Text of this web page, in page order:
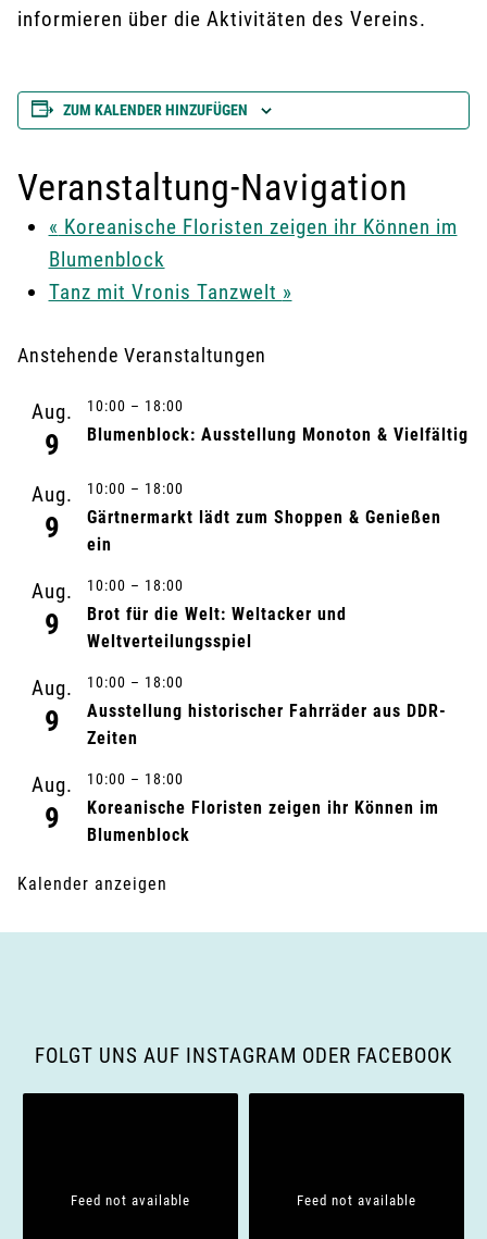
informieren über die Aktivitäten des Vereins.
ZUM KALENDER HINZUFÜGEN
Veranstaltung-Navigation
« Koreanische Floristen zeigen ihr Können im
Blumenblock
Tanz mit Vronis Tanzwelt »
Anstehende Veranstaltungen
Aug.
9
10:00 – 18:00
Blumenblock: Ausstellung Monoton & Vielfältig
Aug.
9
10:00 – 18:00
Gärtnermarkt lädt zum Shoppen & Genießen
ein
Aug.
9
10:00 – 18:00
Brot für die Welt: Weltacker und
Weltverteilungsspiel
Aug.
9
10:00 – 18:00
Ausstellung historischer Fahrräder aus DDR-
Zeiten
Aug.
9
10:00 – 18:00
Koreanische Floristen zeigen ihr Können im
Blumenblock
Kalender anzeigen
FOLGT UNS AUF INSTAGRAM ODER FACEBOOK
Feed not available Feed not available